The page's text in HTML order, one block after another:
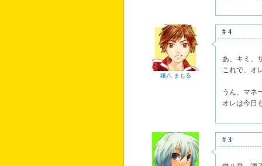
鎌八 まもる
#4
あ、キミ、
これで、オ
うん、マネ
オレは今日
#3